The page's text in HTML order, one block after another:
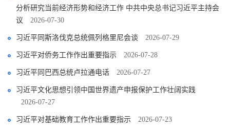
分析研究当前经济形势和经济工作 中共中央总书记习近平主持会
议
2026-07-30
习近平同斯洛伐克总统佩列格里尼会谈 2026-07-29
习近平对侨务工作作出重要指示 2026-07-28
习近平同巴西总统卢拉通电话 2026-07-27
习近平文化思想引领中国世界遗产申报保护工作壮阔实践
2026-07-27
习近平对基础教育工作作出重要指示 2026-07-23